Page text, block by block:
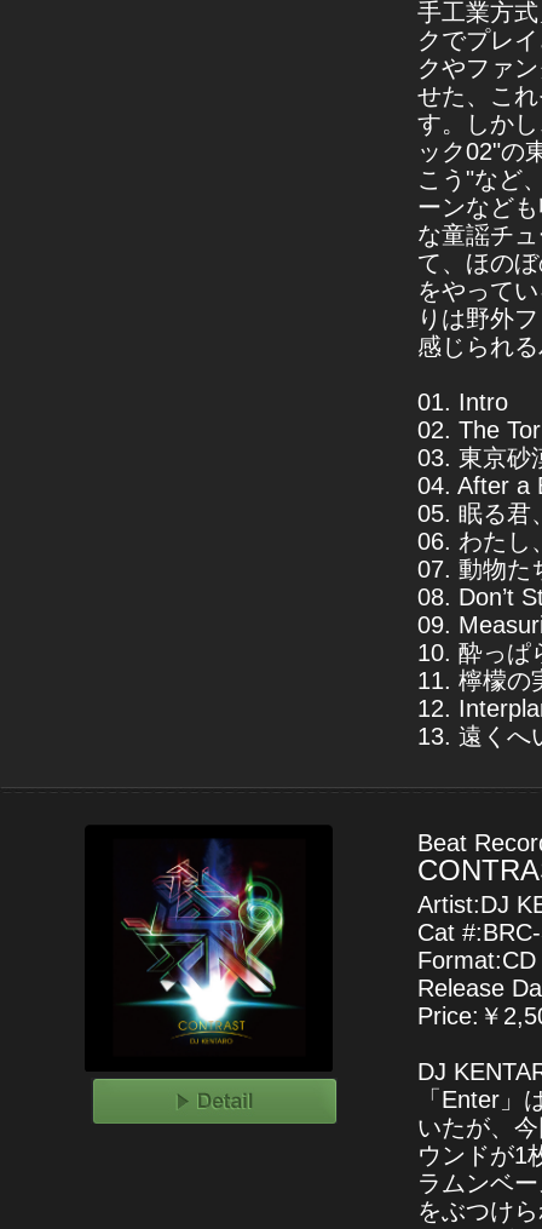
手工業方
クでプレ
クやファ
せた、こ
す。しか
ック02"の
こう"など
ーンなど
な童謡チ
て、ほの
をやって
りは野外
感じられ
01. Intro
02. The
03. 東京砂
04. After a
05. 眠る君
06. わたし
07. 動物た
08. Don’t
09.
10. 酔っぱ
11. 檸檬の
12.
13. 遠くへ
Beat
Artist:DJ
Cat
Format:CD
Release
Price:￥
DJ
「Enter」
いたが、
ウンドが1
ラムンベ
をぶつけ